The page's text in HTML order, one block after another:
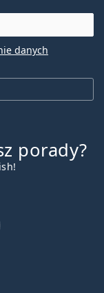
danych
porady?